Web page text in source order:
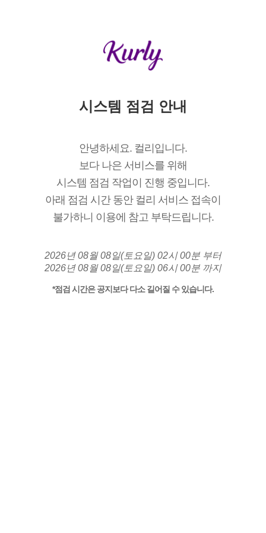
시스템 점검 안내
안녕하세요. 컬리입니다.
보다 나은 서비스를 위해
시스템 점검 작업이 진행 중입니다.
아래 점검 시간 동안 컬리 서비스 접속이
불가하니 이용에 참고 부탁드립니다.
2026년 08월 08일(토요일) 02시 00분 부터
2026년 08월 08일(토요일) 06시 00분 까지
*점검 시간은 공지보다 다소 길어질 수 있습니다.